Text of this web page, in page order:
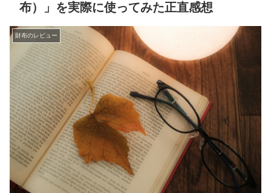
布）」を実際に使ってみた正直感想
財布のレビュー